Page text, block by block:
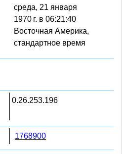
среда, 21 января
1970 г. в 06:21:40
Восточная Америка,
стандартное время
0.26.253.196
1768900